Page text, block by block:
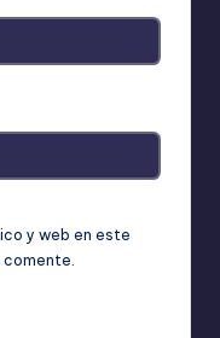
y web en este
comente.